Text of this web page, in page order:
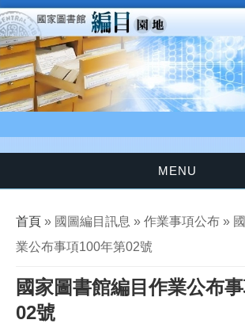
移至主內容
MENU
您在這裡
首頁 » 國圖編目訊息 » 作業事項公布 »
業公布事項100年第02號
國家圖書館編目作業公布
02號